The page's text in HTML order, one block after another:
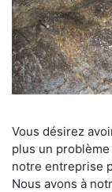
Vous désirez
plus un
notre entreprise
Nous avons à